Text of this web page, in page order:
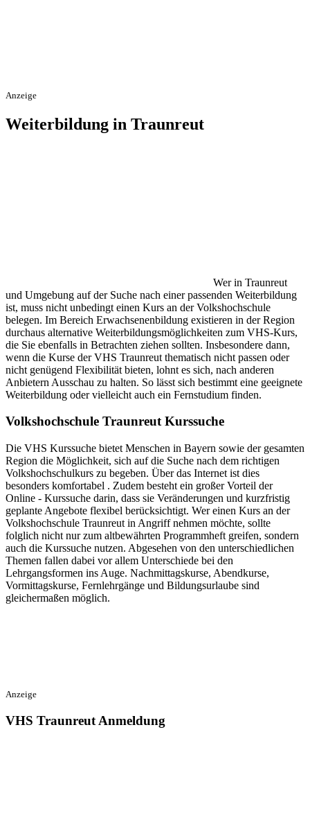
Anzeige
Weiterbildung in Traunreut
Wer in Traunreut
und Umgebung auf der Suche nach einer passenden Weiterbildung
ist, muss nicht unbedingt einen Kurs an der Volkshochschule
belegen. Im Bereich Erwachsenenbildung existieren in der Region
durchaus alternative Weiterbildungsmöglichkeiten zum VHS-Kurs,
die Sie ebenfalls in Betrachten ziehen sollten. Insbesondere dann,
wenn die Kurse der VHS Traunreut thematisch nicht passen oder
nicht genügend Flexibilität bieten, lohnt es sich, nach anderen
Anbietern Ausschau zu halten. So lässt sich bestimmt eine geeignete
Weiterbildung oder vielleicht auch ein Fernstudium finden.
Volkshochschule Traunreut Kurssuche
Die VHS Kurssuche bietet Menschen in Bayern sowie der gesamten
Region die Möglichkeit, sich auf die Suche nach dem richtigen
Volkshochschulkurs zu begeben. Über das Internet ist dies
besonders komfortabel . Zudem besteht ein großer Vorteil der
Online - Kurssuche darin, dass sie Veränderungen und kurzfristig
geplante Angebote flexibel berücksichtigt. Wer einen Kurs an der
Volkshochschule Traunreut in Angriff nehmen möchte, sollte
folglich nicht nur zum altbewährten Programmheft greifen, sondern
auch die Kurssuche nutzen. Abgesehen von den unterschiedlichen
Themen fallen dabei vor allem Unterschiede bei den
Lehrgangsformen ins Auge. Nachmittagskurse, Abendkurse,
Vormittagskurse, Fernlehrgänge und Bildungsurlaube sind
gleichermaßen möglich.
Anzeige
VHS Traunreut Anmeldung